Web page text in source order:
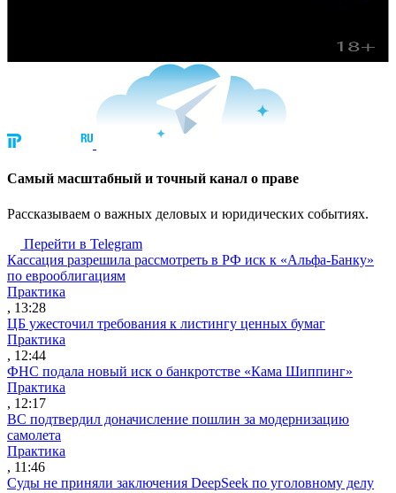
Cамый масштабный и точный канал о праве
Рассказываем о важных деловых и юридических событиях.
Перейти в Telegram
Кассация разрешила рассмотреть в РФ иск к «Альфа-Банку»
по еврооблигациям
Практика
, 13:28
ЦБ ужесточил требования к листингу ценных бумаг
Практика
, 12:44
ФНС подала новый иск о банкротстве «Кама Шиппинг»
Практика
, 12:17
ВС подтвердил доначисление пошлин за модернизацию
самолета
Практика
, 11:46
Суды не приняли заключения DeepSeek по уголовному делу